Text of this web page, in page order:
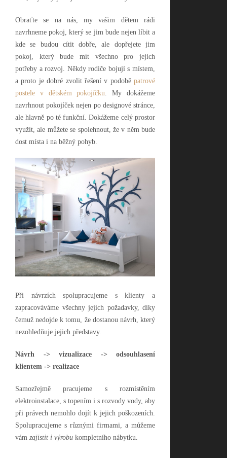
Obraťte se na nás, my vašim dětem rádi
navrhneme pokoj, který se jim bude nejen líbit a
kde se budou cítit dobře, ale dopřejete jim
pokoj, který bude mít všechno pro jejich
potřeby a rozvoj. Někdy rodiče bojují s místem,
a proto je dobré zvolit řešení v podobě patrové
postele v dětském pokojíčku. My dokážeme
navrhnout pokojíček nejen po designové stránce,
ale hlavně po té funkční. Dokážeme celý prostor
využít, ale můžete se spolehnout, že v něm bude
dost místa i na běžný pohyb.
Při návrzích spolupracujeme s klienty a
zapracováváme všechny jejich požadavky, díky
čemuž nedojde k tomu, že dostanou návrh, který
nezohledňuje jejich představy.
Návrh -> vizualizace -> odsouhlasení
klientem -> realizace
Samozřejmě pracujeme s rozmístěním
elektroinstalace, s topením i s rozvody vody, aby
při právech nemohlo dojít k jejich poškozeních.
Spolupracujeme s různými firmami, a můžeme
vám zajistit i výrobu kompletního nábytku.